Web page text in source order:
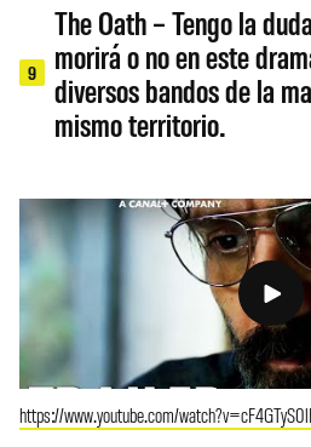
9
The Oath – Tengo la
morirá o no en este
diversos bandos de la
mismo territorio.
https://www.youtube.com/